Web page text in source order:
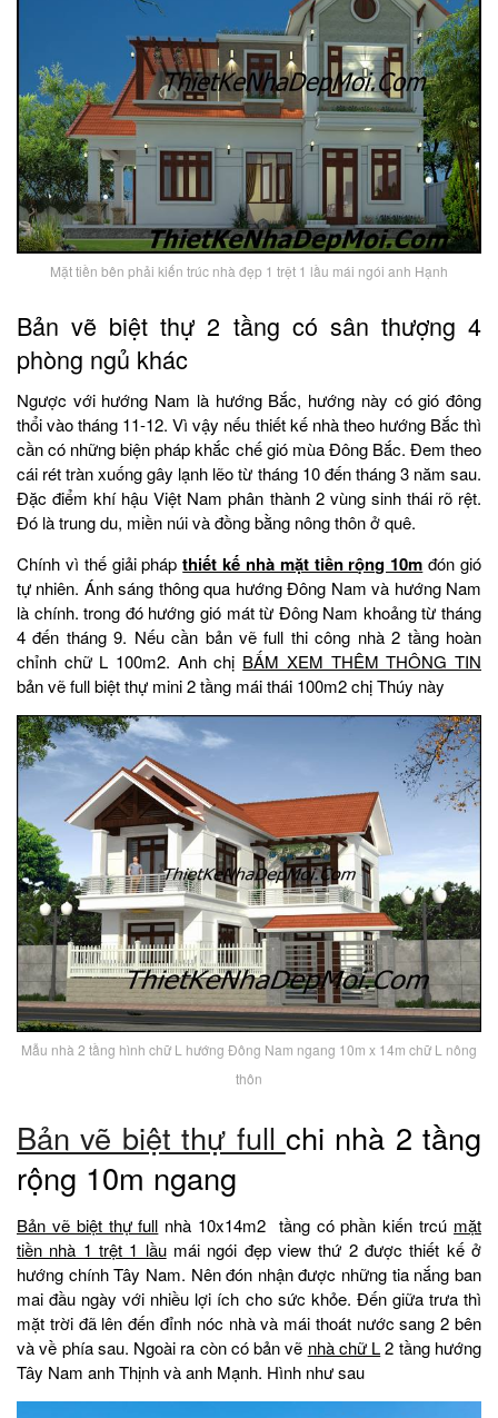
Mặt tiền bên phải kiến trúc nhà đẹp 1 trệt 1 lầu mái ngói anh Hạnh
Bản vẽ biệt thự 2 tầng có sân thượng 4
phòng ngủ khác
Ngược với hướng Nam là hướng Bắc, hướng này có gió đông
thổi vào tháng 11-12. Vì vậy nếu thiết kế nhà theo hướng Bắc thì
cần có những biện pháp khắc chế gió mùa Đông Bắc. Đem theo
cái rét tràn xuống gây lạnh lẽo từ tháng 10 đến tháng 3 năm sau.
Đặc điểm khí hậu Việt Nam phân thành 2 vùng sinh thái rõ rệt.
Đó là trung du, miền núi và đồng bằng nông thôn ở quê.
Chính vì thế giải phápthiết kế nhà mặt tiền rộng 10m đón gió
tự nhiên. Ánh sáng thông qua hướng Đông Nam và hướng Nam
là chính. trong đó hướng gió mát từ Đông Nam khoảng từ tháng
4 đến tháng 9. Nếu cần bản vẽ full thi công nhà 2 tầng hoàn
chỉnh chữ L 100m2. Anh chị BẤM XEM THÊM THÔNG TIN
bản vẽ full biệt thự mini 2 tầng mái thái 100m2 chị Thúy này
Mẫu nhà 2 tầng hình chữ L hướng Đông Nam ngang 10m x 14m chữ L nông
thôn
Bản vẽ biệt thự full chi nhà 2 tầng
rộng 10m ngang
Bản vẽ biệt thự full nhà 10x14m2 tầng có phần kiến trcú mặt
tiền nhà 1 trệt 1 lầumái ngói đẹp view thứ 2 được thiết kế ở
hướng chính Tây Nam. Nên đón nhận được những tia nắng ban
mai đầu ngày với nhiều lợi ích cho sức khỏe. Đến giữa trưa thì
mặt trời đã lên đến đỉnh nóc nhà và mái thoát nước sang 2 bên
và về phía sau. Ngoài ra còn có bản vẽ nhà chữ L2 tầng hướng
Tây Nam anh Thịnh và anh Mạnh. Hình như sau